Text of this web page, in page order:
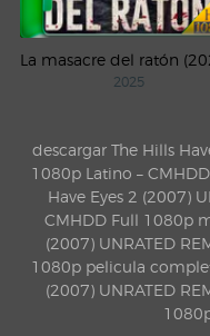
2025
descargar The Hills
1080p Latino –
Have Eyes 2 (2007)
CMHDD Full 1080p
(2007) UNRATED
1080p pelicula
(2007) UNRATED